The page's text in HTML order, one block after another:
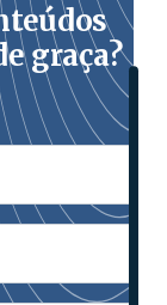
graça?